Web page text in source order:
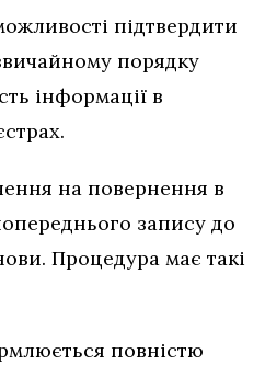
підтвердити
порядку
інформації в
на повернення в
запису до
Процедура має такі
повністю